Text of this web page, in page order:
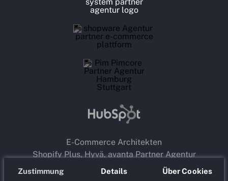
Zustimmung Details Über Cookies
E-Commerce Architekten
Shopify Plus, Hyvä, avanta Partner Agentur
Hamburg & Stuttgart
Premium Google Agentur Partner,